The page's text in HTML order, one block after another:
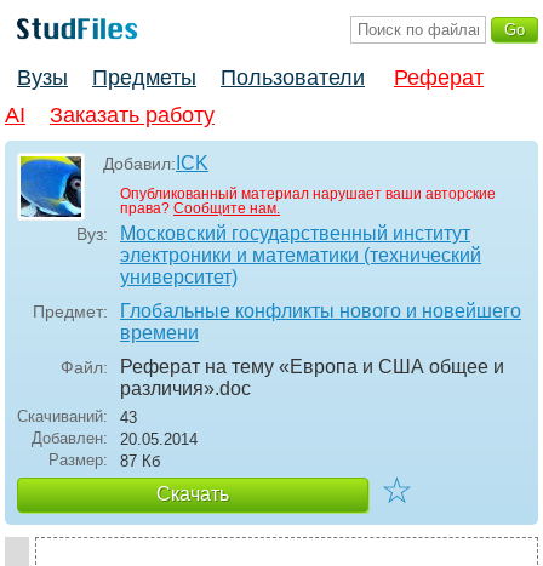
Вузы Предметы Пользователи
Реферат
AI
Заказать работу
Добавил: ICK
Опубликованный материал нарушает ваши авторские
права? Сообщите нам.
Вуз:
Московский государственный институт
электроники и математики (технический
университет)
Предмет:
Глобальные конфликты нового и новейшего
времени
Файл:
Реферат на тему «Европа и США общее и
различия».doc
Скачиваний:
43
Добавлен:
20.05.2014
Размер:
87 Кб
Скачать ☆